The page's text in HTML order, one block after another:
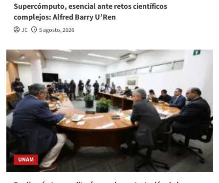
Supercómputo, esencial ante retos científicos
complejos: Alfred Barry U’Ren
JC 5 agosto, 2026
UNAM